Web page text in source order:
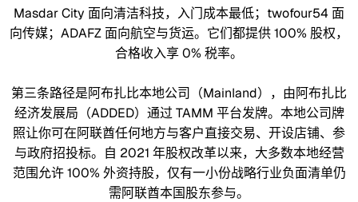
Masdar City 面向清洁科技，入门成本最低；twofour54 面
向传媒；ADAFZ 面向航空与货运。它们都提供 100% 股权，
合格收入享 0% 税率。
第三条路径是阿布扎比本地公司（Mainland），由阿布扎比
经济发展局（ADDED）通过 TAMM 平台发牌。本地公司牌
照让你可在阿联酋任何地方与客户直接交易、开设店铺、参
与政府招投标。自 2021 年股权改革以来，大多数本地经营
范围允许 100% 外资持股，仅有一小份战略行业负面清单仍
需阿联酋本国股东参与。